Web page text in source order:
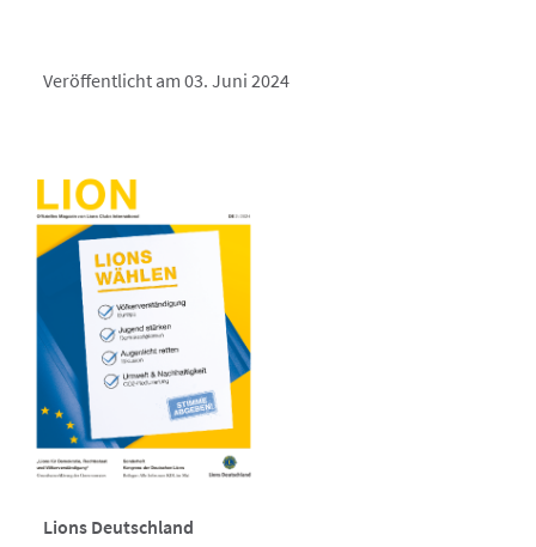
Veröffentlicht am 03. Juni 2024
Lions Deutschland